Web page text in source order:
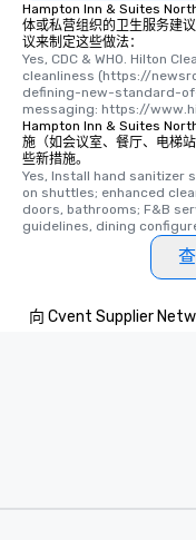
Hampton Inn & Suites
体或私营组织的卫生服务建
议来制定这些做法：
Yes, CDC & WHO. Hilton
cleanliness (https://
defining-new-standard-
messaging: https://
Hampton Inn & Suites
施（如会议室、餐厅、电梯
些新措施。
Yes, Install hand sanitizer
on shuttles; enhanced
doors, bathrooms; F&B
guidelines, dining
向 Cvent Supplier